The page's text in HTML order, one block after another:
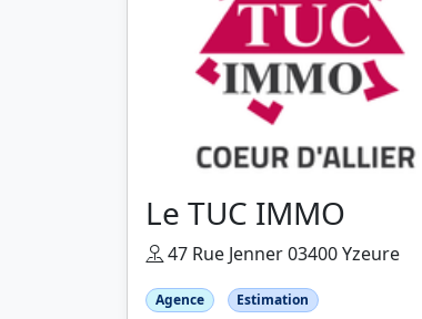
Le TUC IMMO
47 Rue Jenner 03400 Yzeure
Agence Estimation